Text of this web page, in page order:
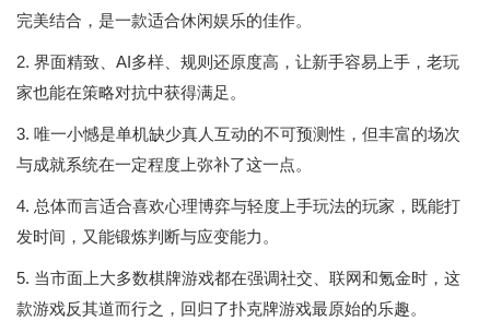
完美结合，是一款适合休闲娱乐的佳作。
2. 界面精致、AI多样、规则还原度高，让新手容易上手，老玩
家也能在策略对抗中获得满足。
3. 唯一小憾是单机缺少真人互动的不可预测性，但丰富的场次
与成就系统在一定程度上弥补了这一点。
4. 总体而言适合喜欢心理博弈与轻度上手玩法的玩家，既能打
发时间，又能锻炼判断与应变能力。
5. 当市面上大多数棋牌游戏都在强调社交、联网和氪金时，这
款游戏反其道而行之，回归了扑克牌游戏最原始的乐趣。